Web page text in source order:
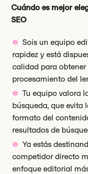
Cuándo es mejor
SEO
Sois un equipo
rapidez y está
calidad para
procesamiento del
Tu equipo valora
búsqueda, que evita
formato del
resultados de
Ya estás
competidor directo
enfoque editorial